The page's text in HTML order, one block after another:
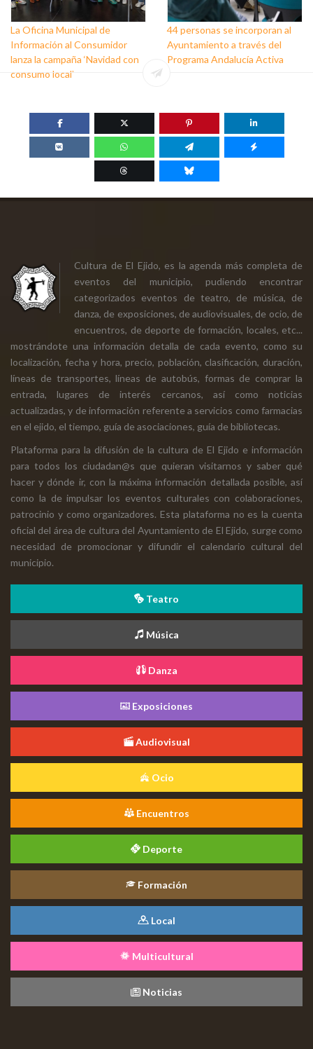
La Oficina Municipal de
Información al Consumidor
lanza la campaña ‘Navidad con
consumo local’
44 personas se incorporan al
Ayuntamiento a través del
Programa Andalucía Activa
Cultura de El Ejido, es la agenda más completa de
eventos del municipio, pudiendo encontrar
categorizados eventos de teatro, de música, de
danza, de exposiciones, de audiovisuales, de ocio, de
encuentros, de deporte de formación, locales, etc...
mostrándote una información detalla de cada evento, como su
localización, fecha y hora, precio, población, clasificación, duración,
líneas de transportes, líneas de autobús, formas de comprar la
entrada, lugares de interés cercanos, así como noticias
actualizadas, y de información referente a servicios como farmacias
en el ejido, el tiempo, guía de asociaciones, guía de bibliotecas.
Plataforma para la difusión de la cultura de El Ejido e información
para todos los ciudadan@s que quieran visitarnos y saber qué
hacer y dónde ir, con la máxima información detallada posible, así
como la de impulsar los eventos culturales con colaboraciones,
patrocinio y como organizadores. Esta plataforma no es la cuenta
oficial del área de cultura del Ayuntamiento de El Ejido, surge como
necesidad de promocionar y difundir el calendario cultural del
municipio.
Teatro
Música
Danza
Exposiciones
Audiovisual
Ocio
Encuentros
Deporte
Formación
Local
Multicultural
Noticias